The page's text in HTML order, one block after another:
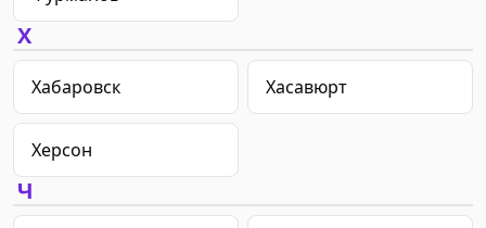
Х
Хабаровск Хасавюрт
Херсон
Ч